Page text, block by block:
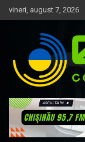
Skip
to
vineri, august 7, 2026
EcoFM